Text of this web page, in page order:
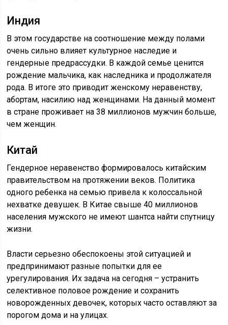
Индия
В этом государстве на соотношение между полами
очень сильно влияет культурное наследие и
гендерные предрассудки. В каждой семье ценится
рождение мальчика, как наследника и продолжателя
рода. В итоге это приводит женскому неравенству,
абортам, насилию над женщинами. На данный момент
в стране проживает на 38 миллионов мужчин больше,
чем женщин.
Китай
Гендерное неравенство формировалось китайским
правительством на протяжении веков. Политика
одного ребенка на семью привела к колоссальной
нехватке девушек. В Китае свыше 40 миллионов
населения мужского не имеют шантса найти спутницу
жизни.
Власти серьезно обеспокоены этой ситуацией и
предпринимают разные попытки для ее
урегулирования. Их задача на сегодня – устранить
селективное половое рождение и сохранить
новорожденных девочек, которых часто оставляют за
порогом дома и на улицах.